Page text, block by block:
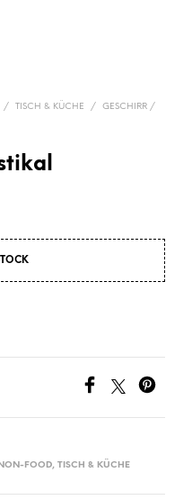
/ TISCH & KÜCHE /
GESCHIRR /
NON-FOOD, TISCH & KÜCHE